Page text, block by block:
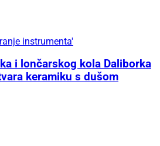
instrumenta'
i lončarskog kola Daliborka
keramiku s dušom